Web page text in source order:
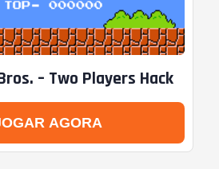
– Two Players Hack
AGORA